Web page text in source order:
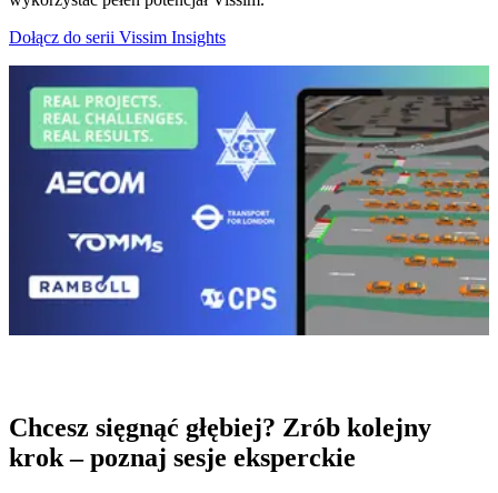
Dołącz do serii Vissim Insights
Chcesz sięgnąć głębiej? Zrób kolejny
krok – poznaj sesje eksperckie